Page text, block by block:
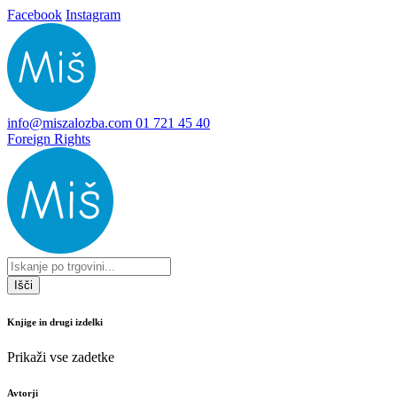
Facebook Instagram
info@miszalozba.com 01 721 45 40
Foreign Rights
Išči
Knjige in drugi izdelki
Prikaži vse zadetke
Avtorji